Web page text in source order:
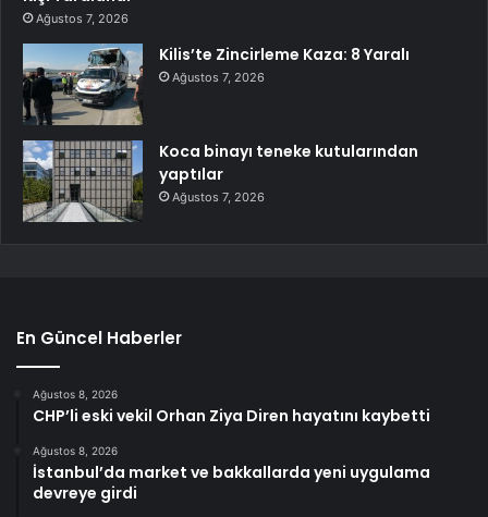
Ağustos 7, 2026
Kilis’te Zincirleme Kaza: 8 Yaralı
Ağustos 7, 2026
Koca binayı teneke kutularından
yaptılar
Ağustos 7, 2026
En Güncel Haberler
Ağustos 8, 2026
CHP’li eski vekil Orhan Ziya Diren hayatını kaybetti
Ağustos 8, 2026
İstanbul’da market ve bakkallarda yeni uygulama
devreye girdi